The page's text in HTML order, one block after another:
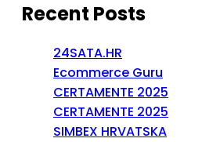
Recent Posts
24SATA.HR
Ecommerce Guru
CERTAMENTE 2025
CERTAMENTE 2025
SIMBEX HRVATSKA